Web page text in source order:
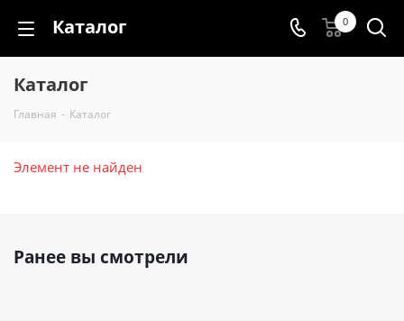
Каталог 0
Каталог
Главная - Каталог
Элемент не найден
Ранее вы смотрели